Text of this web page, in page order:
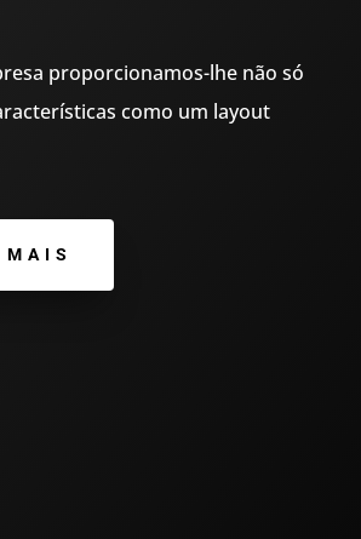
proporcionamos-lhe não só
como um layout
MAIS